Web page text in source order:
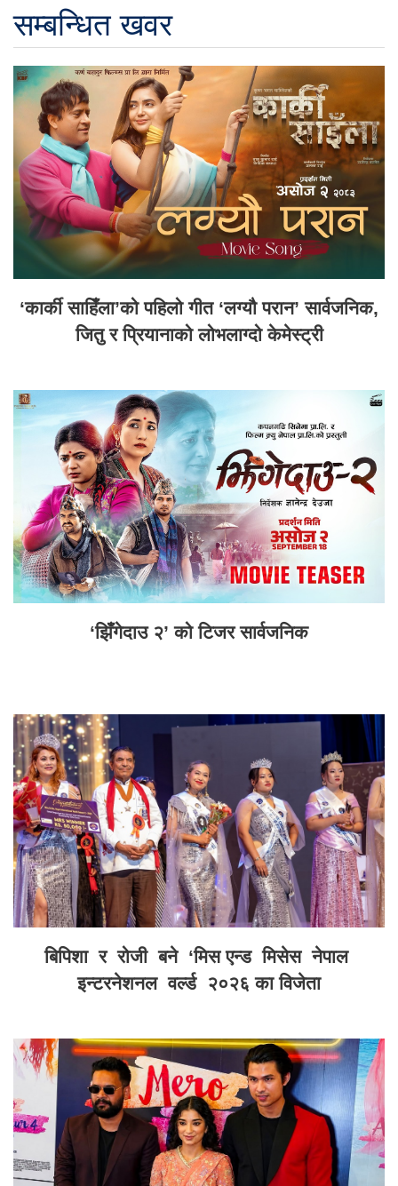
सम्बन्धित खवर
‘कार्की साहिँला’को पहिलो गीत ‘लग्यौ परान’ सार्वजनिक,
जितु र प्रियानाको लोभलाग्दो केमेस्ट्री
‘झिँगेदाउ २’ को टिजर सार्वजनिक
बिपिशा र रोजी बने ‘मिस एन्ड मिसेस नेपाल
इन्टरनेशनल वर्ल्ड २०२६ का विजेता